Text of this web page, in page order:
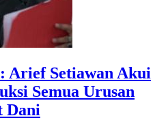
Arief Setiawan Akui
Semua Urusan
Dani